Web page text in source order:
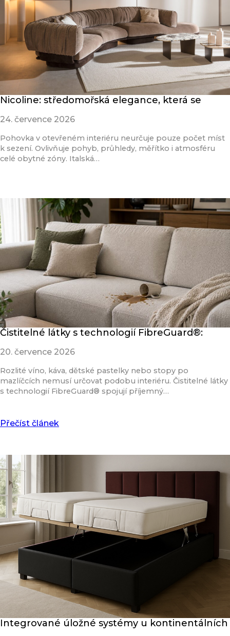
Nicoline: středomořská elegance, která se
24. července 2026
Pohovka v otevřeném interiéru neurčuje pouze počet míst
k sezení. Ovlivňuje pohyb, průhledy, měřítko i atmosféru
celé obytné zóny. Italská…
Čistitelné látky s technologií FibreGuard®:
20. července 2026
Rozlité víno, káva, dětské pastelky nebo stopy po
mazlíčcích nemusí určovat podobu interiéru. Čistitelné látky
s technologií FibreGuard® spojují příjemný…
Přečíst článek
Integrované úložné systémy u kontinentálních